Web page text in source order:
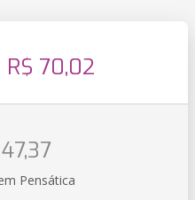
R$ 70,02
Pensática